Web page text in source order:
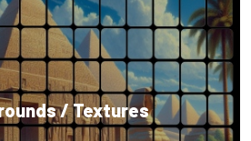
/ Textures